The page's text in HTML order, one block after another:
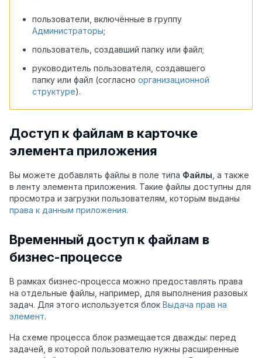
пользователи, включённые в группу
Администраторы;
пользователь, создавший папку или файл;
руководитель пользователя, создавшего
папку или файл (согласно организационной
структуре).
Доступ к файлам в карточке
элемента приложения
Вы можете добавлять файлы в поле типа Файлы , а также
в ленту элемента приложения. Такие файлы доступны для
просмотра и загрузки пользователям которым выданы
права к данным приложения.
Временный доступ к файлам в
бизнес-процессе
В рамках бизнес-процесса можно предоставлять права
на отдельные файлы, например, для выполнения разовых
задач. Для этого используется блок Выдача прав на
элемент.
На схеме процесса блок размещается дважды: перед
задачей, в которой пользователю нужны расширенные